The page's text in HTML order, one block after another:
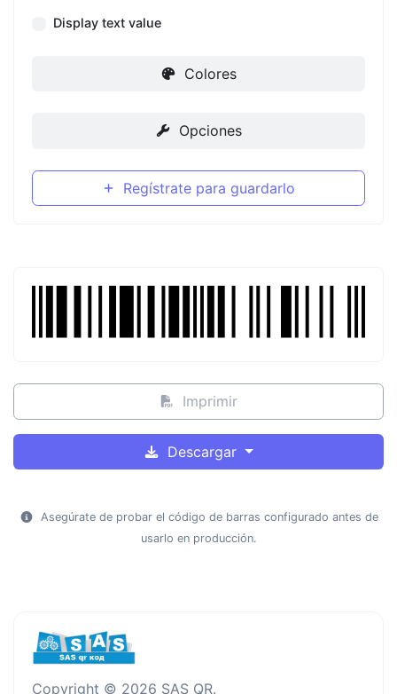
Display text value
Colores
Opciones
Regístrate para guardarlo
Imprimir
Descargar
Asegúrate de probar el código de barras configurado antes de
usarlo en producción.
Copyright © 2026 SAS QR.